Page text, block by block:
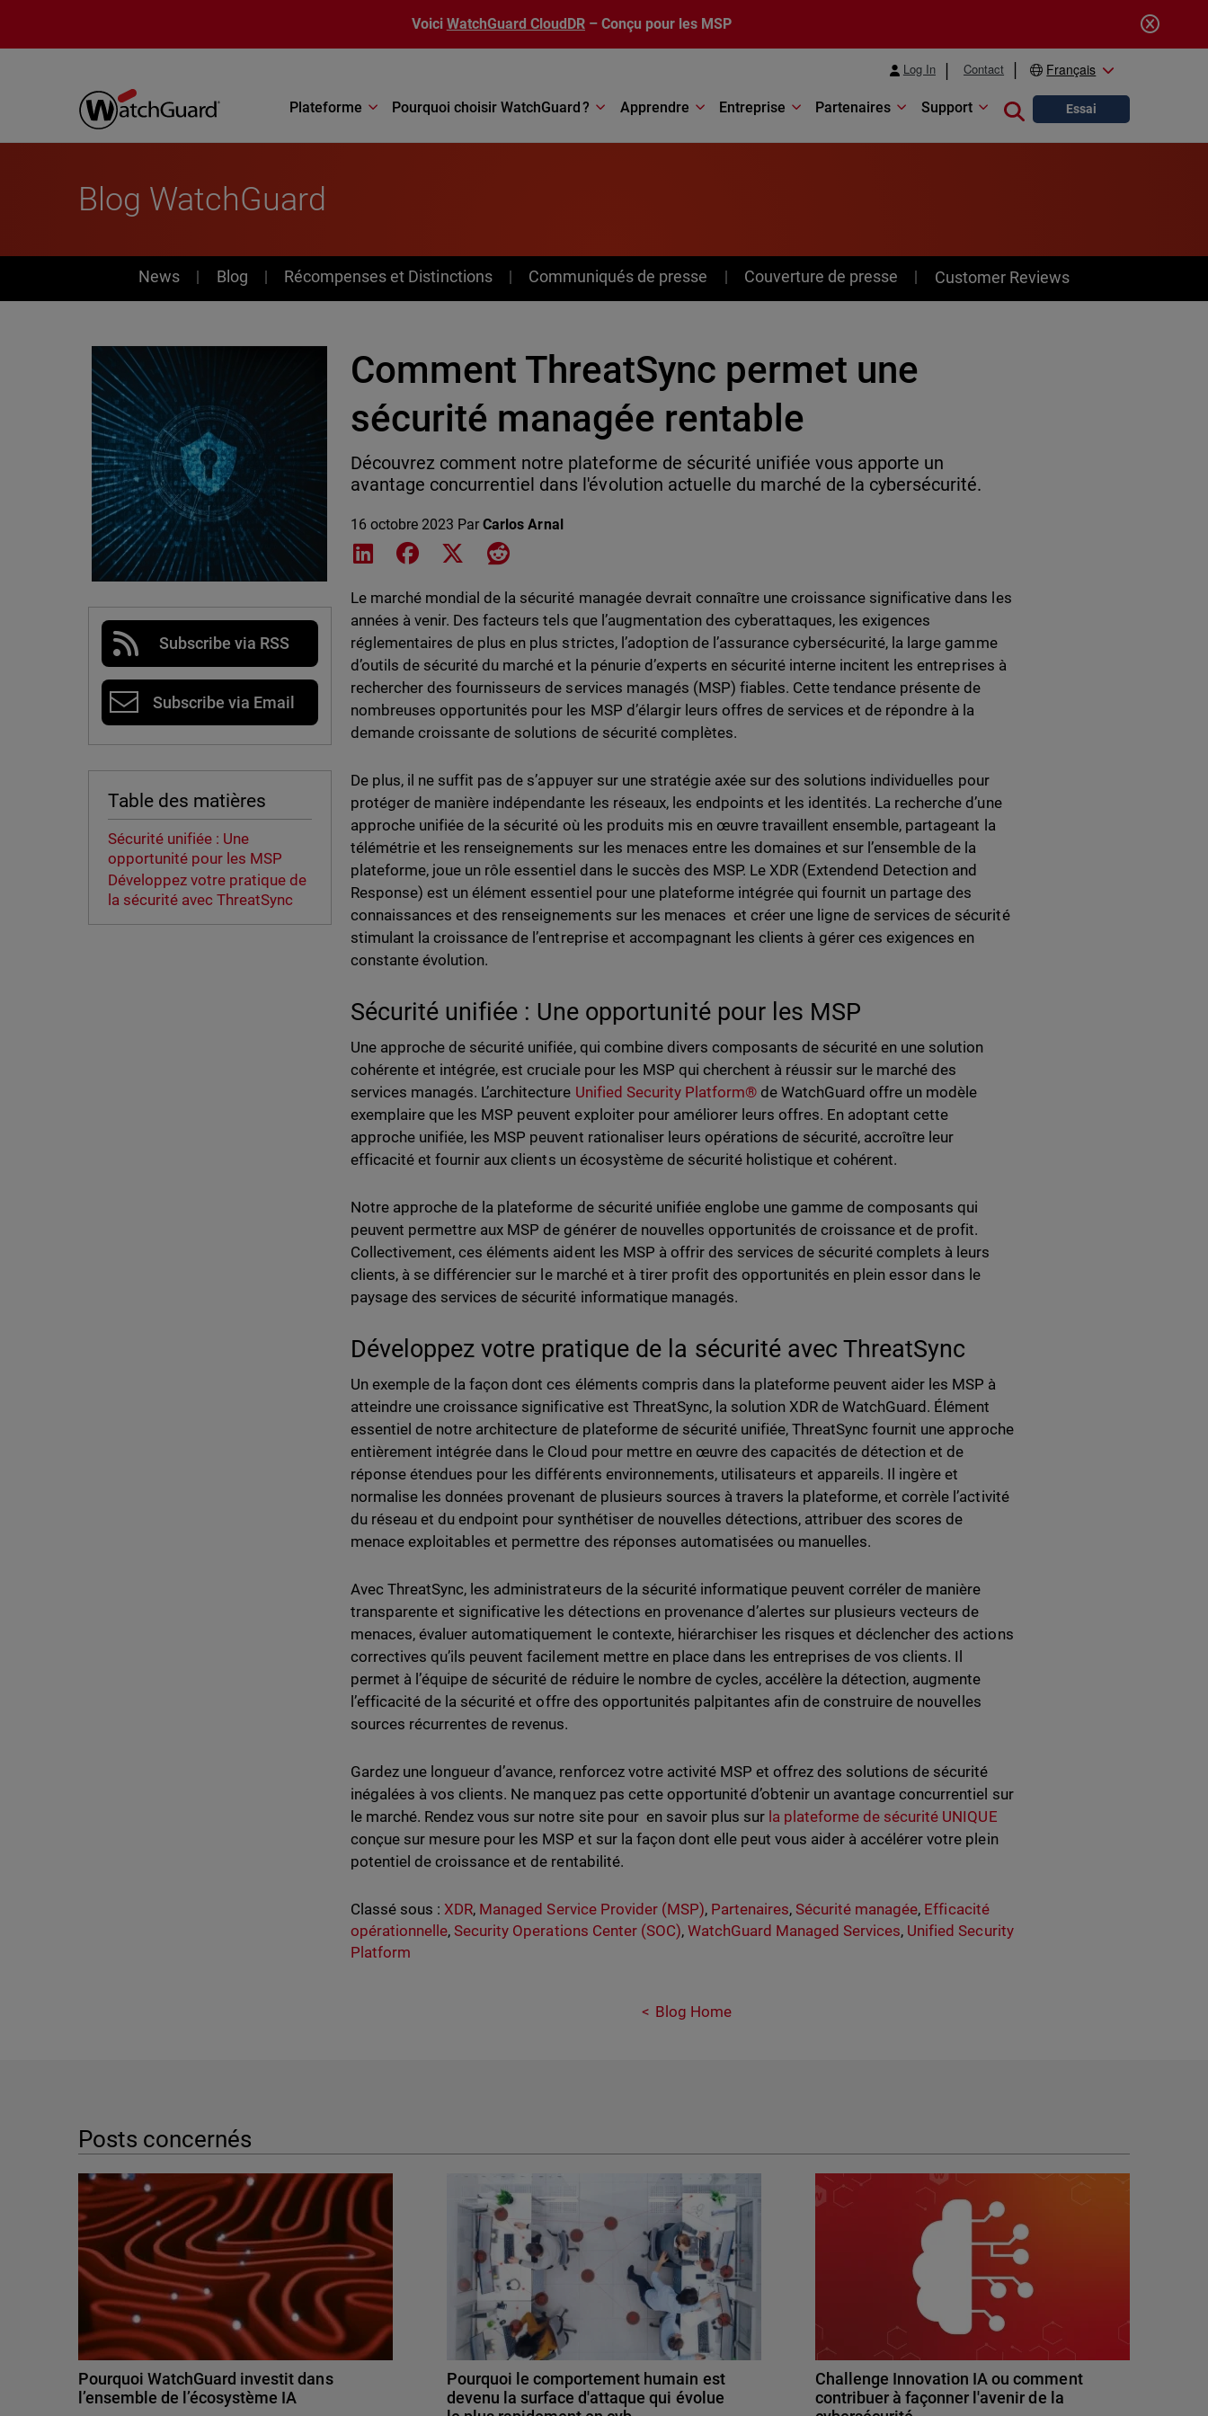
Voici WatchGuard CloudDR – Conçu pour les MSP
Log In Contact Français
Plateforme Pourquoi choisir WatchGuard ? Apprendre Entreprise Partenaires Support Close search
Essai
Blog WatchGuard
News
News Blog Récompenses et Distinctions Communiqués de presse Couverture de presse Customer Reviews
Subscribe via RSS
Subscribe via Email
Table des matières
Sécurité unifiée : Une
opportunité pour les MSP
Développez votre pratique de
la sécurité avec ThreatSync
Comment ThreatSync permet une
sécurité managée rentable
Découvrez comment notre plateforme de sécurité unifiée vous apporte un
avantage concurrentiel dans l'évolution actuelle du marché de la cybersécurité.
16 octobre 2023 ParCarlos Arnal
Share on LinkedIn
Share on Facebook
Share on XShare on Reddit
Le marché mondial de la sécurité managée devrait connaître une croissance significative dans les
années à venir. Des facteurs tels que l’augmentation des cyberattaques, les exigences
réglementaires de plus en plus strictes, l’adoption de l’assurance cybersécurité, la large gamme
d’outils de sécurité du marché et la pénurie d’experts en sécurité interne incitent les entreprises à
rechercher des fournisseurs de services managés (MSP) fiables. Cette tendance présente de
nombreuses opportunités pour les MSP d’élargir leurs offres de services et de répondre à la
demande croissante de solutions de sécurité complètes.
De plus, il ne suffit pas de s’appuyer sur une stratégie axée sur des solutions individuelles pour
protéger de manière indépendante les réseaux, les endpoints et les identités. La recherche d’une
approche unifiée de la sécurité où les produits mis en œuvre travaillent ensemble, partageant la
télémétrie et les renseignements sur les menaces entre les domaines et sur l’ensemble de la
plateforme, joue un rôle essentiel dans le succès des MSP. Le XDR (Extendend Detection and
Response) est un élément essentiel pour une plateforme intégrée qui fournit un partage des
connaissances et des renseignements sur les menaces et créer une ligne de services de sécurité
stimulant la croissance de l’entreprise et accompagnant les clients à gérer ces exigences en
constante évolution.
Sécurité unifiée : Une opportunité pour les MSP
Une approche de sécurité unifiée, qui combine divers composants de sécurité en une solution
cohérente et intégrée, est cruciale pour les MSP qui cherchent à réussir sur le marché des
services managés. L’architecture Unified Security Platform®de WatchGuard offre un modèle
exemplaire que les MSP peuvent exploiter pour améliorer leurs offres. En adoptant cette
approche unifiée, les MSP peuvent rationaliser leurs opérations de sécurité, accroître leur
efficacité et fournir aux clients un écosystème de sécurité holistique et cohérent.
Notre approche de la plateforme de sécurité unifiée englobe une gamme de composants qui
peuvent permettre aux MSP de générer de nouvelles opportunités de croissance et de profit.
Collectivement, ces éléments aident les MSP à offrir des services de sécurité complets à leurs
clients, à se différencier sur le marché et à tirer profit des opportunités en plein essor dans le
paysage des services de sécurité informatique managés.
Développez votre pratique de la sécurité avec ThreatSync
Un exemple de la façon dont ces éléments compris dans la plateforme peuvent aider les MSP à
atteindre une croissance significative est ThreatSync, la solution XDR de WatchGuard. Élément
essentiel de notre architecture de plateforme de sécurité unifiée, ThreatSync fournit une approche
entièrement intégrée dans le Cloud pour mettre en œuvre des capacités de détection et de
réponse étendues pour les différents environnements, utilisateurs et appareils. Il ingère et
normalise les données provenant de plusieurs sources à travers la plateforme, et corrèle l’activité
du réseau et du endpoint pour synthétiser de nouvelles détections, attribuer des scores de
menace exploitables et permettre des réponses automatisées ou manuelles.
Avec ThreatSync, les administrateurs de la sécurité informatique peuvent corréler de manière
transparente et significative les détections en provenance d’alertes sur plusieurs vecteurs de
menaces, évaluer automatiquement le contexte, hiérarchiser les risques et déclencher des actions
correctives qu’ils peuvent facilement mettre en place dans les entreprises de vos clients. Il
permet à l’équipe de sécurité de réduire le nombre de cycles, accélère la détection, augmente
l’efficacité de la sécurité et offre des opportunités palpitantes afin de construire de nouvelles
sources récurrentes de revenus.
Gardez une longueur d’avance, renforcez votre activité MSP et offrez des solutions de sécurité
inégalées à vos clients. Ne manquez pas cette opportunité d’obtenir un avantage concurrentiel sur
le marché. Rendez vous sur notre site pour en savoir plus sur la plateforme de sécurité UNIQUE
conçue sur mesure pour les MSP et sur la façon dont elle peut vous aider à accélérer votre plein
potentiel de croissance et de rentabilité.
Classé sous : XDR, Managed Service Provider (MSP), Partenaires,Sécurité managée, Efficacité
opérationnelle,Security Operations Center (SOC), WatchGuard Managed Services, Unified Security
Platform
Blog Home
Posts concernés
Pourquoi WatchGuard investit dans
l’ensemble de l’écosystème IA
Pourquoi le comportement humain est
devenu la surface d'attaque qui évolue
Challenge Innovation IA ou comment
contribuer à façonner l'avenir de la